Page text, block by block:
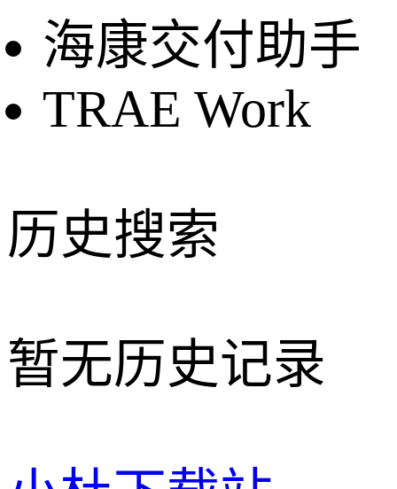
海康交付助手
TRAE Work
历史搜索
暂无历史记录